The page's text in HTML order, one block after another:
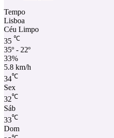
Tempo
Lisboa
Céu Limpo
35 ℃
35º - 22º
33%
5.8 km/h
34℃
Sex
32℃
Sáb
33℃
Dom